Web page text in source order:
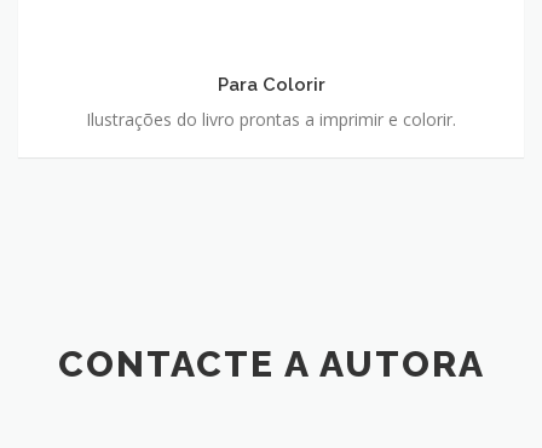
Para Colorir
Ilustrações do livro prontas a imprimir e colorir.
CONTACTE A AUTORA